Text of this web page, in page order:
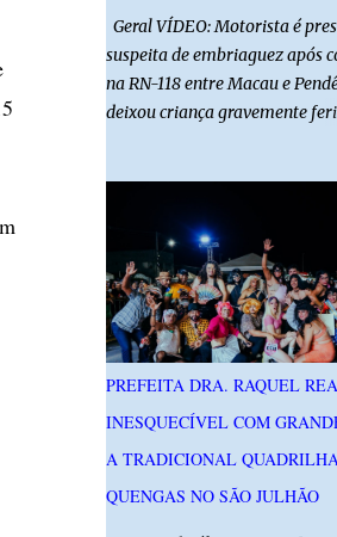
Geral VÍDEO: Motorista é
suspeita de embriaguez após
na RN-118 entre Macau e
deixou criança gravemente
embriagado após um acidente
uma criança de 11 anos
na manhã deste sábado (1º),
entre Macau e Pendências.
Militar, dois carros que
opostos bateram de frente.
condutores apresentava sinais
embriaguez, foi levado ao
Tarcísio Maia, em Mossoró, e
flagrante. O exame pericial
presença de álcool no
PREFEITA DRA. RAQUEL
INESQUECÍVEL COM
A TRADICIONAL
QUENGAS NO SÃO JULHÃO